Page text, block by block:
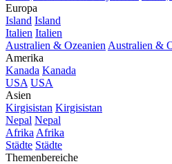
Europa
Island Island
Italien Italien
Australien & Ozeanien Australien &
Amerika
Kanada Kanada
USA USA
Asien
Kirgisistan Kirgisistan
Nepal Nepal
Afrika Afrika
Städte Städte
Themenbereiche